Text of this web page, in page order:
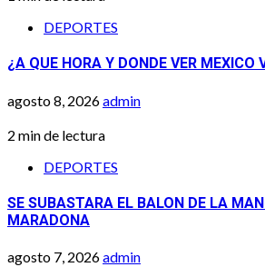
DEPORTES
¿A QUE HORA Y DONDE VER MEXICO
agosto 8, 2026admin
2 min de lectura
DEPORTES
SE SUBASTARA EL BALON DE LA
MARADONA
agosto 7, 2026admin